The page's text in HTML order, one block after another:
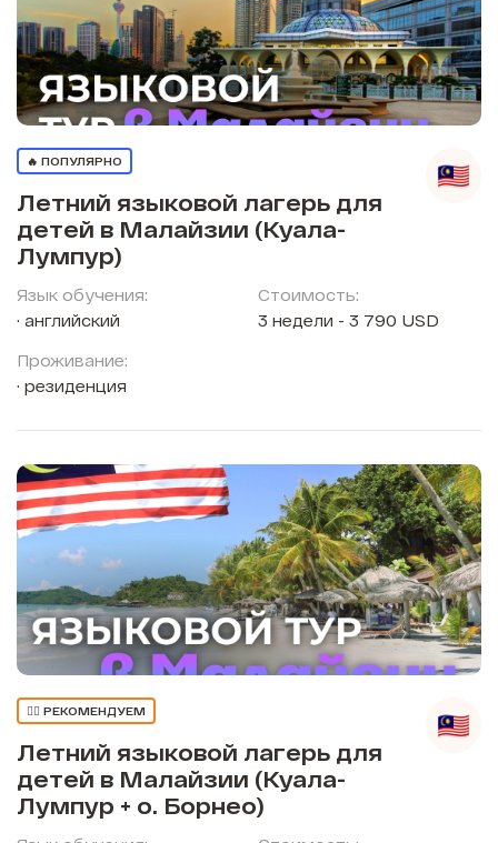
🔥 ПОПУЛЯРНО
Летний языковой лагерь для
детей в Малайзии (Куала-
Лумпур)
Язык обучения:
английский
Проживание:
резиденция
Стоимость:
3 недели - 3 790 USD
👍🏼 РЕКОМЕНДУЕМ
Летний языковой лагерь для
детей в Малайзии (Куала-
Лумпур + о. Борнео)